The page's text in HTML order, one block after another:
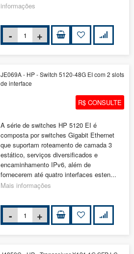
informações
JE069A - HP - Switch 5120-48G EI com 2 slots
de interface
R$ CONSULTE
A série de switches HP 5120 EI é
composta por switches Gigabit Ethernet
que suportam roteamento de camada 3
estático, serviços diversificados e
encaminhamento IPv6, além de
fornecerem até quatro interfaces esten...
Mais informações